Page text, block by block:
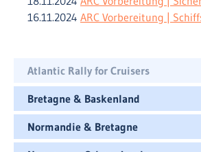
16.11.2024 ARC Vorbereitung |
Atlantic Rally for Cruisers
Bretagne & Baskenland
Normandie & Bretagne